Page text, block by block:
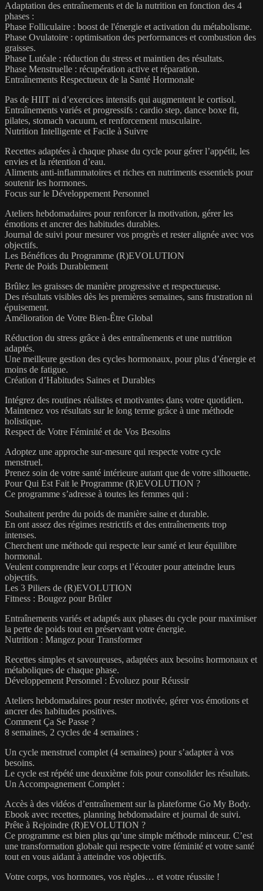
Adaptation des entraînements et de la nutrition en fonction des 4
phases :
Phase Folliculaire : boost de l'énergie et activation du métabolisme.
Phase Ovulatoire : optimisation des performances et combustion des
graisses.
Phase Lutéale : réduction du stress et maintien des résultats.
Phase Menstruelle : récupération active et réparation.
Entraînements Respectueux de la Santé Hormonale
Pas de HIIT ni d’exercices intensifs qui augmentent le cortisol.
Entraînements variés et progressifs : cardio step, dance boxe fit,
pilates, stomach vacuum, et renforcement musculaire.
Nutrition Intelligente et Facile à Suivre
Recettes adaptées à chaque phase du cycle pour gérer l’appétit, les
envies et la rétention d’eau.
Aliments anti-inflammatoires et riches en nutriments essentiels pour
soutenir les hormones.
Focus sur le Développement Personnel
Ateliers hebdomadaires pour renforcer la motivation, gérer les
émotions et ancrer des habitudes durables.
Journal de suivi pour mesurer vos progrès et rester alignée avec vos
objectifs.
Les Bénéfices du Programme (R)EVOLUTION
Perte de Poids Durablement
Brûlez les graisses de manière progressive et respectueuse.
Des résultats visibles dès les premières semaines, sans frustration ni
épuisement.
Amélioration de Votre Bien-Être Global
Réduction du stress grâce à des entraînements et une nutrition
adaptés.
Une meilleure gestion des cycles hormonaux, pour plus d’énergie et
moins de fatigue.
Création d’Habitudes Saines et Durables
Intégrez des routines réalistes et motivantes dans votre quotidien.
Maintenez vos résultats sur le long terme grâce à une méthode
holistique.
Respect de Votre Féminité et de Vos Besoins
Adoptez une approche sur-mesure qui respecte votre cycle
menstruel.
Prenez soin de votre santé intérieure autant que de votre silhouette.
Pour Qui Est Fait le Programme (R)EVOLUTION ?
Ce programme s’adresse à toutes les femmes qui :
Souhaitent perdre du poids de manière saine et durable.
En ont assez des régimes restrictifs et des entraînements trop
intenses.
Cherchent une méthode qui respecte leur santé et leur équilibre
hormonal.
Veulent comprendre leur corps et l’écouter pour atteindre leurs
objectifs.
Les 3 Piliers de (R)EVOLUTION
Fitness : Bougez pour Brûler
Entraînements variés et adaptés aux phases du cycle pour maximiser
la perte de poids tout en préservant votre énergie.
Nutrition : Mangez pour Transformer
Recettes simples et savoureuses, adaptées aux besoins hormonaux et
métaboliques de chaque phase.
Développement Personnel : Évoluez pour Réussir
Ateliers hebdomadaires pour rester motivée, gérer vos émotions et
ancrer des habitudes positives.
Comment Ça Se Passe ?
8 semaines, 2 cycles de 4 semaines :
Un cycle menstruel complet (4 semaines) pour s’adapter à vos
besoins.
Le cycle est répété une deuxième fois pour consolider les résultats.
Un Accompagnement Complet :
Accès à des vidéos d’entraînement sur la plateforme Go My Body.
Ebook avec recettes, planning hebdomadaire et journal de suivi.
Prête à Rejoindre (R)EVOLUTION ?
Ce programme est bien plus qu’une simple méthode minceur. C’est
une transformation globale qui respecte votre féminité et votre santé
tout en vous aidant à atteindre vos objectifs.
Votre corps, vos hormones, vos règles… et votre réussite !